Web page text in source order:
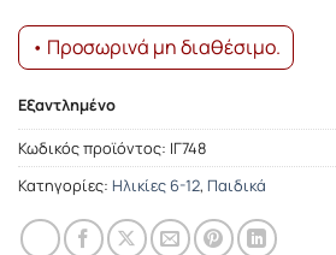
• Προσωρινά μη διαθέσιμο.
Εξαντλημένο
Κωδικός προϊόντος: ΙΓ748
Κατηγορίες: Ηλικίες 6-12, Παιδικά